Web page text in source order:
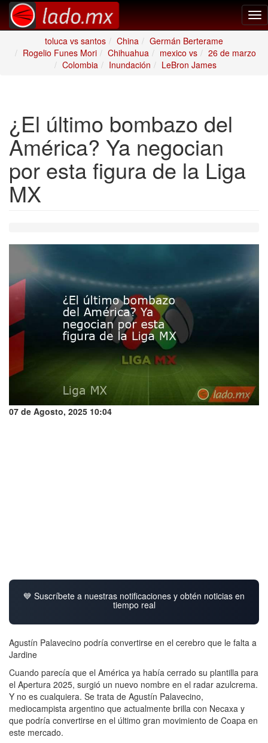
toluca vs santos
China
Germán Berterame
Rogelio Funes Mori
Chihuahua mexico vs
26 de marzo
Colombia
Inundación LeBron James
¿El último bombazo del
América? Ya negocian
por esta figura de la Liga
MX
07 de Agosto, 2025 10:04
💙 Suscríbete a nuestras notificaciones y obtén noticias en
tiempo real
Agustín Palavecino podría convertirse en el cerebro que le falta a
Jardine
Cuando parecía que el América ya había cerrado su plantilla para
el Apertura 2025, surgió un nuevo nombre en el radar azulcrema.
Y no es cualquiera. Se trata de Agustín Palavecino,
mediocampista argentino que actualmente brilla con Necaxa y
que podría convertirse en el último gran movimiento de Coapa en
este mercado.